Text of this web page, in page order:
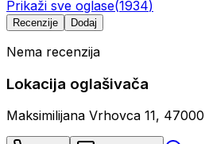
Prikaži sve oglase(1934)
Recenzije Dodaj
Nema recenzija
Lokacija oglašivača
Maksimilijana Vrhovca 11,